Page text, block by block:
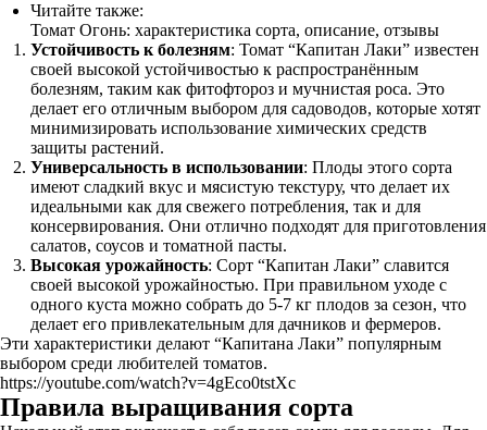
Читайте также:
Томат Огонь: характеристика сорта, описание, отзывы
Устойчивость к болезням: Томат “Капитан Лаки” известен
своей высокой устойчивостью к распространённым
болезням, таким как фитофтороз и мучнистая роса. Это
делает его отличным выбором для садоводов, которые хотят
минимизировать использование химических средств
защиты растений.
Универсальность в использовании: Плоды этого сорта
имеют сладкий вкус и мясистую текстуру, что делает их
идеальными как для свежего потребления, так и для
консервирования. Они отлично подходят для приготовления
салатов, соусов и томатной пасты.
Высокая урожайность: Сорт “Капитан Лаки” славится
своей высокой урожайностью. При правильном уходе с
одного куста можно собрать до 5-7 кг плодов за сезон, что
делает его привлекательным для дачников и фермеров.
Эти характеристики делают “Капитана Лаки” популярным
выбором среди любителей томатов.
https://youtube.com/watch?v=4gEco0tstXc
Правила выращивания сорта